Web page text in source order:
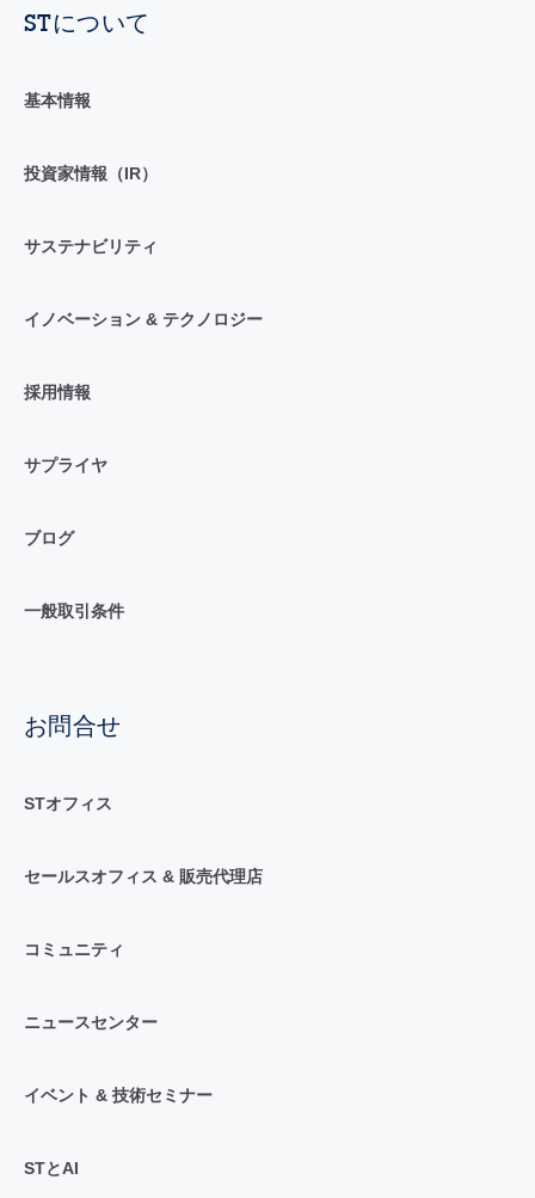
STについて
基本情報
投資家情報（IR）
サステナビリティ
イノベーション & テクノロジー
採用情報
サプライヤ
ブログ
一般取引条件
お問合せ
STオフィス
セールスオフィス & 販売代理店
コミュニティ
ニュースセンター
イベント & 技術セミナー
STとAI